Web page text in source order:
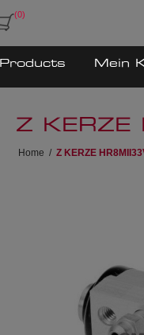
(0)
Products Mein
Z KERZE
Home / Z KERZE